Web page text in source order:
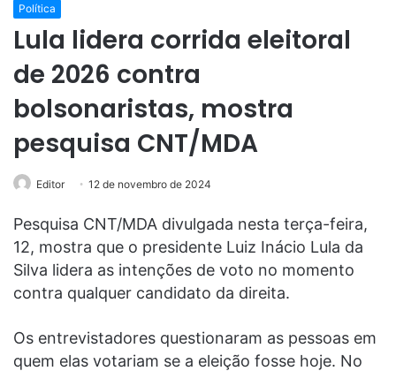
Política
Lula lidera corrida eleitoral
de 2026 contra
bolsonaristas, mostra
pesquisa CNT/MDA
Editor 12 de novembro de 2024
Pesquisa CNT/MDA divulgada nesta terça-feira,
12, mostra que o presidente Luiz Inácio Lula da
Silva lidera as intenções de voto no momento
contra qualquer candidato da direita.
Os entrevistadores questionaram as pessoas em
quem elas votariam se a eleição fosse hoje. No